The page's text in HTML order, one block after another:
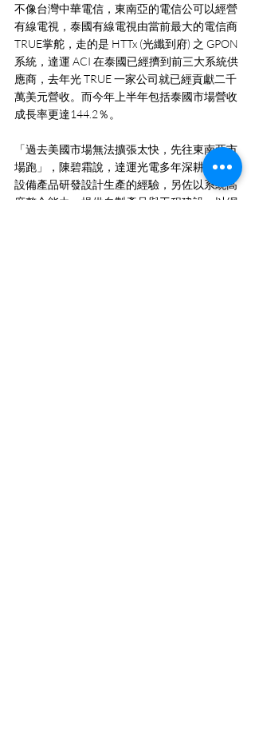
不像台灣中華電信，東南亞的電信公可以經營
有線電視，泰國有線電視由當前最大的電信商
TRUE掌舵，走的是 HTTx (光纖到府) 之 GPON
系統，達運 ACI 在泰國已經擠到前三大系統供
應商，去年光 TRUE 一家公司就已經貢獻二千
萬美元營收。而今年上半年包括泰國市場營收
成長率更達144.2％。
「過去美國市場無法擴張太快，先往東南亞市
場跑」，陳碧霜說，達運光電多年深耕戶外型
設備產品研發設計生產的經驗，另佐以系統高
度整合能力，提供自製產品與工程建設，以網